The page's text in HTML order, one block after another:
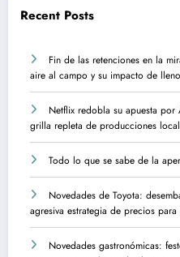
Recent Posts
Fin de las retenciones en la
aire al campo y su impacto de
Netflix redobla su apuesta por
grilla repleta de producciones
Todo lo que se sabe de la
Novedades de Toyota:
agresiva estrategia de precios
Novedades gastronómicas: